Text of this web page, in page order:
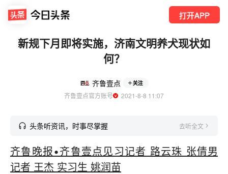
打开APP
新规下月即将实施，济南文明养犬现状如
何？
齐鲁壹点 关注
齐鲁壹点官方账号
  2021-8-8 11:07
头条听资讯，时事尽掌握 去听全文
齐鲁晚报•齐鲁壹点见习记者 路云珠 张倩男
记者 王杰 实习生 姚润苗